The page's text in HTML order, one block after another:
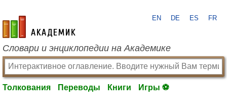
academic.ru
EN DE ES FR
Словари и энциклопедии на Академике
Толкования Переводы Книги Игры ⚽